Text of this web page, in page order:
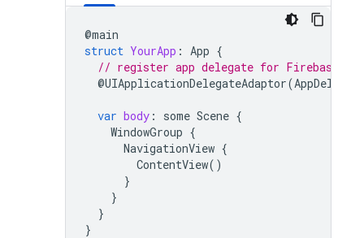
@main
struct YourApp : App {
// register app delegate for Firebase
@UIApplicationDelegateAdaptor(
var body : some Scene {
WindowGroup {
NavigationView {
ContentView()
}
}
}
}